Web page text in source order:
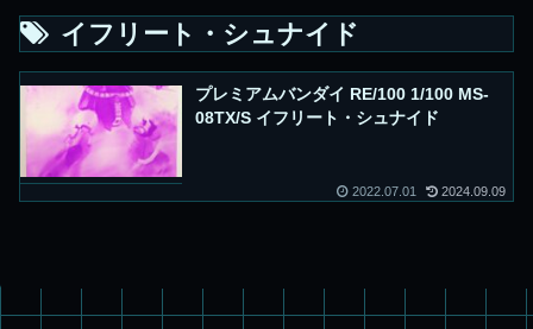
イフリート・シュナイド
プレミアムバンダイ RE/100 1/100 MS-
08TX/S イフリート・シュナイド
2022.07.01 2024.09.09